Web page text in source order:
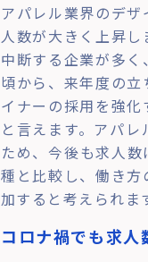
アパレル業界のデ
人数が大きく上昇
中断する企業が多
頃から、来年度の
イナーの採用を強
と言えます。アパ
ため、今後も求人
種と比較し、働き
加すると考えられま
コロナ禍でも求